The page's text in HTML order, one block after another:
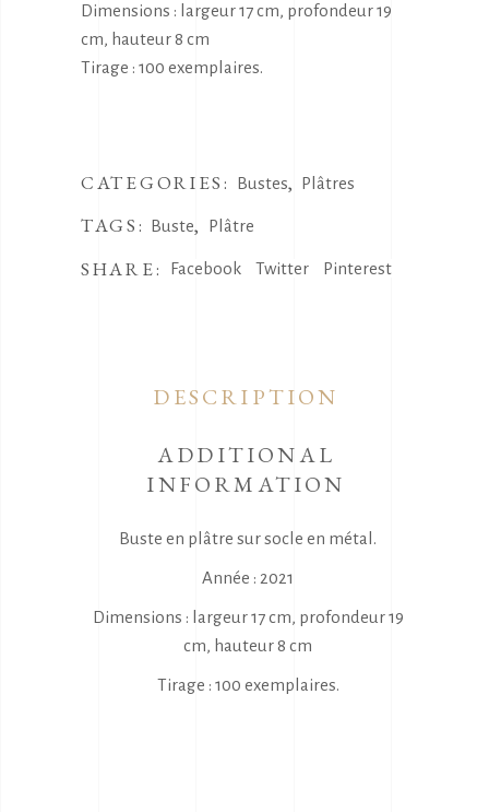
Dimensions : largeur 17 cm, profondeur 19
cm, hauteur 8 cm
Tirage : 100 exemplaires.
CATEGORIES: Bustes, Plâtres
TAGS: Buste, Plâtre
SHARE: Facebook Twitter Pinterest
DESCRIPTION
ADDITIONAL
INFORMATION
Buste en plâtre sur socle en métal.
Année : 2021
Dimensions : largeur 17 cm, profondeur 19
cm, hauteur 8 cm
Tirage : 100 exemplaires.